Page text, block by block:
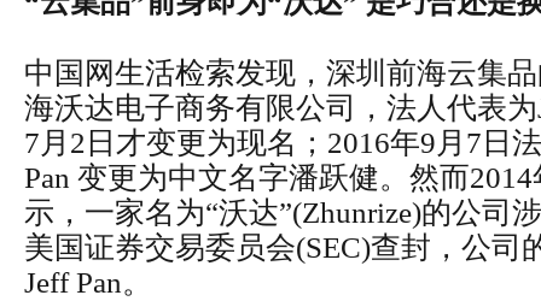
中国网生活检索发现，深圳前海云集
海沃达电子商务有限公司，法人代表为
7月2日才变更为现名；2016年9月7日
Pan 变更为中文名字潘跃健。然而
示，一家名为“沃达”(Zhunrize)的公司
美国证券交易委员会(SEC)查封，公司
Jeff Pan。